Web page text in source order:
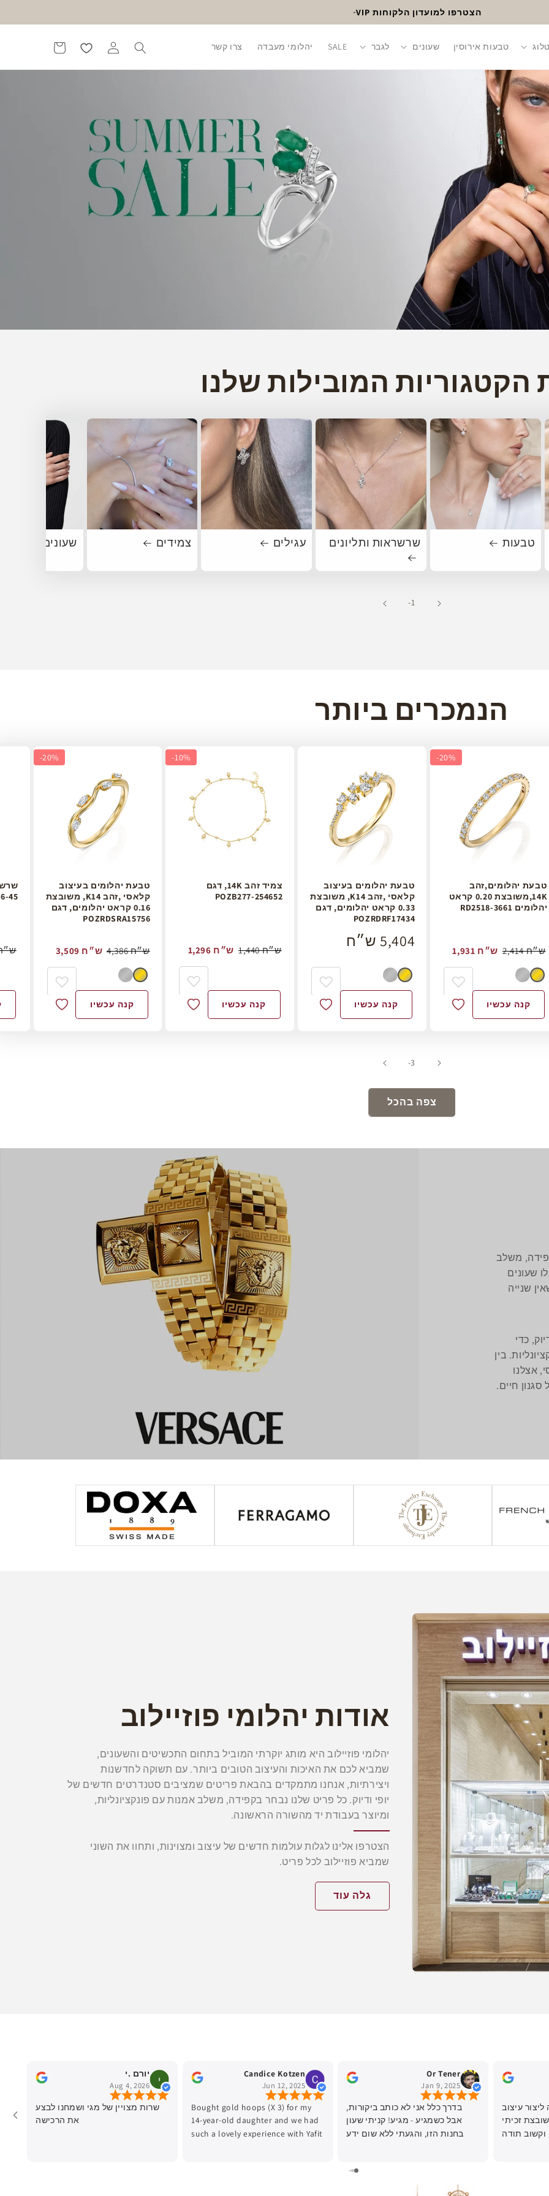
הצטרפו למועדון הלקוחות VIP
טבעות אירוסין שעונים לגבר SALE יהלומי מעבדה צרו קשר התחברות עגלה
הקטגוריות המובילות שלנו
טבעות שרשראות ותליונים עגילים צמידים שעונים לאישה
-1של
7
הנמכרים ביותר
-20%
טבעת יהלומים,זהב
14K,משובצת 0.20 קראט
יהלומים RD2518-3661
1,931 ש״ח 2,414 ש״ח
קנה עכשיו
טבעת יהלומים בעיצוב
קלאסי ,זהב K14, משובצת
0.33 קראט יהלומים, דגם
POZRDRF17434
5,404 ש״ח
קנה עכשיו
-10%
צמיד זהב 14K, דגם
POZB277-254652
1,296 ש״ח 1,440 ש״ח
קנה עכשיו
-20%
טבעת יהלומים בעיצוב
קלאסי ,זהב K14, משובצת
0.16 קראט יהלומים, דגם
POZRDSRA15756
3,509 ש״ח 4,386 ש״ח
קנה עכשיו
45
1,490
-3של
9
צפה בהכל
משלב
שעונים
שנייה
כדי
בין
אצלנו
חיים.
אודות יהלומי פוזיילוב
יהלומי פוזיילוב היא מותג יוקרתי המוביל בתחום התכשיטים והשעונים,
שמביא לכם את האיכות והעיצוב הטובים ביותר. עם תשוקה לחדשנות
ויצירתיות, אנחנו מתמקדים בהבאת פריטים שמציבים סטנדרטים חדשים של
יופי ודיוק. כל פריט שלנו נבחר בקפידה, משלב אמנות עם פונקציונליות,
ומיוצר בעבודת יד מהשורה הראשונה.
הצטרפו אלינו לגלות עולמות חדשים של עיצוב ומצוינות, ותחוו את השוני
שמביא פוזיילוב לכל פריט.
גלה עוד
יורם .י
Aug 4, 2026
שרות מצויין של מגי ושמחנו לבצע
את הרכישה
Candice Kotzen
Jun 12, 2025
Bought gold hoops (X 3) for my
14-year-old daughter and we had
such a lovely experience with Yafit
Or Tener
Jan 9, 2025
בדרך כלל אני לא כותב ביקורות,
אבל כשמגיע - מגיע! קניתי שעון
בחנות הזו, והגעתי ללא שום ידע
ממליץ בחום לקנות כאן!
עיצוב
זכיתי
וקשוב תודה